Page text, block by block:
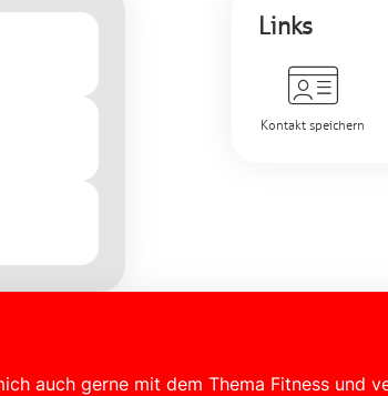
auch gerne mit dem Thema Fitness und
Links
Kontakt speichern